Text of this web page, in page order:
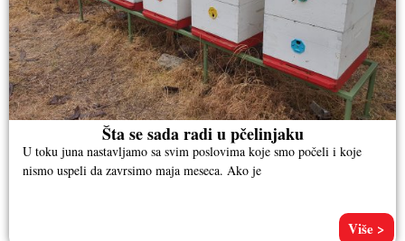
Šta se sada radi u pčelinjaku
U toku juna nastavljamo sa svim poslovima koje smo počeli i koje
nismo uspeli da zavrsimo maja meseca. Ako je
Više >